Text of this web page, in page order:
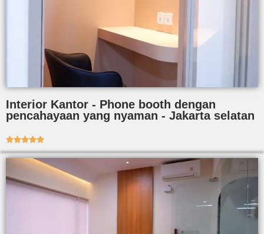
Interior Kantor - Phone booth dengan
pencahayaan yang nyaman - Jakarta selatan
